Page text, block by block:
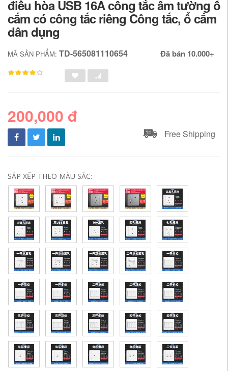
điều hòa USB 16A công tắc âm tường ổ
cắm có công tắc riêng Công tắc, ổ cắm
dân dụng
MÃ SẢN PHẨM: TD-565081110654 Đã bán 10.000+
200,000 đ
Free Shipping
SẮP XẾP THEO MÀU SẮC: